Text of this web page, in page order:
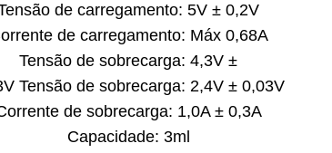
de carregamento: 5V ± 0,2V
de carregamento: Máx 0,68A
Tensão de sobrecarga: 4,3V ±
Tensão de sobrecarga: 2,4V ± 0,03V
de sobrecarga: 1,0A ± 0,3A
Capacidade: 3ml